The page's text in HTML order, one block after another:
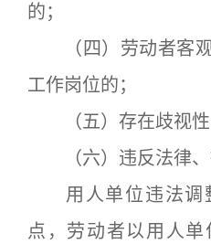
的；
（四）劳动者客观
工作岗位的；
（五）存在歧视性
（六）违反法律、
用人单位违法调
点，劳动者以用人